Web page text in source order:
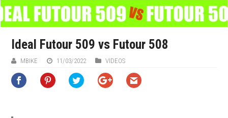
Ideal Futour 509 vs Futour 508
MBIKE 11/03/2022 VIDEOS